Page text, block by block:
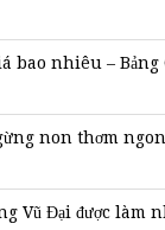
bao nhiêu – Bảng
non thơm
Vũ Đại được làm